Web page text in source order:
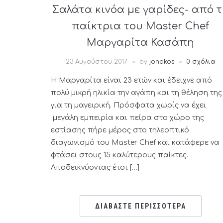
Σαλάτα κινόα με γαρίδες- από
παίκτρια του Master Chef
Μαργαρίτα Κασάπη
23 Αυγούστου 2017 by jonakos 0 σχόλια
Η Μαργαρίτα είναι 23 ετών και έδειχνε από
πολύ μικρή ηλικία την αγάπη και τη θέληση της
για τη μαγειρική. Πρόσφατα χωρίς να έχει
μεγάλη εμπειρία και πείρα στο χώρο της
εστίασης πήρε μέρος στο τηλεοπτικό
διαγωνισμό του Master Chef και κατάφερε να
φτάσει στους 15 καλύτερους παίκτες.
Αποδεικνύoντας έτσι […]
ΔΙΑΒΑΣΤΕ ΠΕΡΙΣΣΟΤΕΡΑ